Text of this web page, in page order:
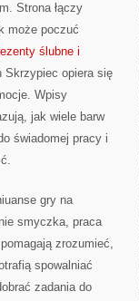
Strona łączy
może poczuć
ślubne i
Skrzypiec opiera się
Wpisy
jak wiele barw
świadomej pracy i
gry na
smyczka, praca
zrozumieć,
spowalniać
zadania do